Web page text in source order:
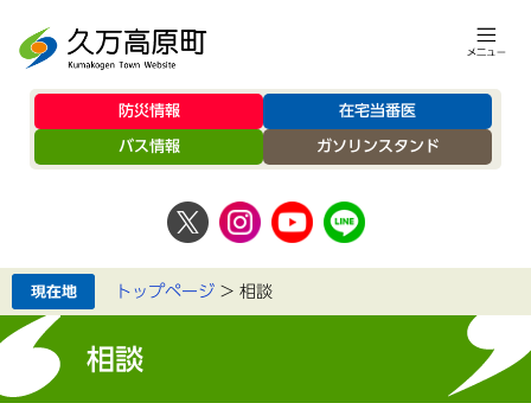
防災情報 在宅当番医
バス情報 ガソリンスタンド
トップページ > 相談
相談